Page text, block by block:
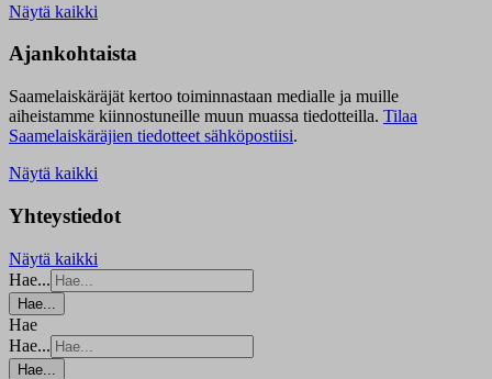
Näytä kaikki
Ajankohtaista
Saamelaiskäräjät kertoo toiminnastaan medialle ja muille
aiheistamme kiinnostuneille muun muassa tiedotteilla. Tilaa
Saamelaiskäräjien tiedotteet sähköpostiisi.
Näytä kaikki
Yhteystiedot
Näytä kaikki
Hae...
Hae...
Hae
Hae...
Hae...